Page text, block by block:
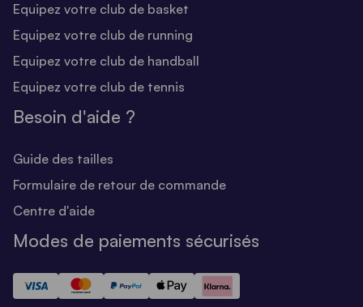
Equipez votre club de basket
Equipez votre club de running
Equipez votre club de handball
Equipez votre club de tennis
Besoin d'aide ?
Guide des tailles
Formulaire de retour de commande
Centre d'aide
Modes de paiements sécurisés